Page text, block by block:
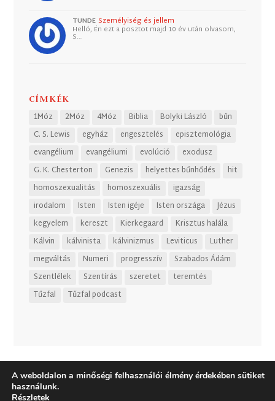
TUNDE Személyiség és jellem
Helló, Én ezt a posztot majd 10 év után olvasom,
S…
CÍMKÉK
1Móz 2Móz 4Móz Biblia Bolyki László
bűn
C. S. Lewis
egyház engesztelés
episztemológia
evangélium
evangéliumi evolúció
exodusz
G. K. Chesterton
Genezis helyettes bűnhődés
hit
homoszexualitás
homoszexuális
igazság
irodalom
Isten Isten igéje Isten országa
Jézus
kegyelem
kereszt Kierkegaard
Krisztus halála
Kálvin
kálvinista kálvinizmus Leviticus
Luther
megváltás
Numeri progresszív
Szabados Ádám
Szentlélek
Szentírás szeretet
teremtés
Tűzfal
Tűzfal podcast
A weboldalon a minőségi felhasználói élmény érdekében sütiket
használunk.
Részletek